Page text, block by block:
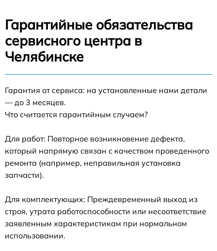
Гарантийные обязательства
сервисного центра в
Челябинске
Гарантия от сервиса: на установленные нами детали
— до 3 месяцев.
Что считается гарантийным случаем?
Для работ: Повторное возникновение дефекта,
который напрямую связан с качеством проведенного
ремонта (например, неправильная установка
запчасти).
Для комплектующих: Преждевременный выход из
строя, утрата работоспособности или несоответствие
заявленным характеристикам при нормальном
использовании.